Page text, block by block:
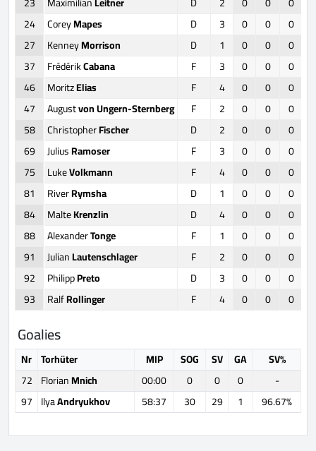
24
CoreyMapes D 3 0 0
0
27
KenneyMorrison D 1 0 0
0
37
FrédérikCabana F 3 0 0
0
46
MoritzElias F 4 0 0
0
47
Augustvon Ungern-Sternberg F 2 0 0
0
58
ChristopherFischer D 2 0 0
0
69
JuliusRamoser F 3 0 0
0
75
LukeVolkmann F 4 0 0
0
81
RiverRymsha D 1 0 0
0
84
MalteKrenzlin D 4 0 0
0
88
AlexanderTonge F 1 0 0
0
91
JulianLautenschlager F 2 0 0
0
92
PhilippPreto D 3 0 0
0
93
RalfRollinger F 4 0 0 0
Goalies
Nr Torhüter MIP SOG SV GA
SV%
72 FlorianMnich 00:00 0 0 0
-
97 IlyaAndryukhov 58:37 30 29 1 96.67%